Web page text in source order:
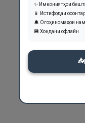
✨ Имкониятҳои
📱 Истифодаи
🔔 Огоҳиномаҳои
💾 Хондани офлайн
📥